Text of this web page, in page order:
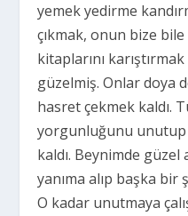
yemek yedirme
çıkmak, onun bize
kitaplarını
güzelmiş. Onlar doya
hasret çekmek kaldı.
yorgunluğunu unutup
kaldı. Beynimde
yanıma alıp başka bir
O kadar unutmaya